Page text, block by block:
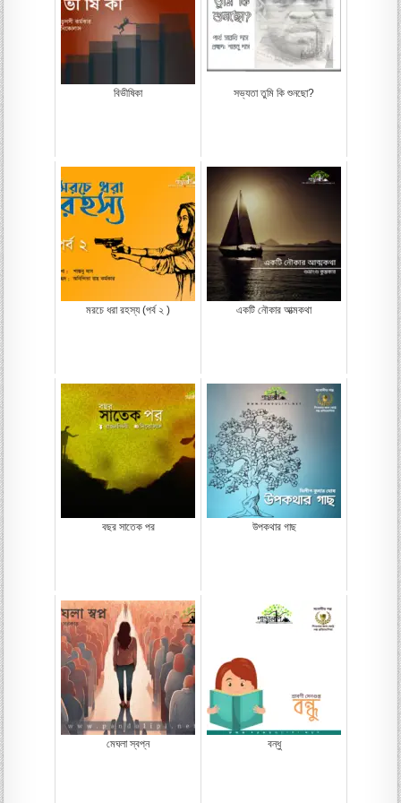
বিভীষিকা সভ্যতা তুমি কি শুনছো?
মরচে ধরা রহস্য (পর্ব ২ ) একটি নৌকার আত্মকথা
বছর সাতেক পর উপকথার গাছ
মেঘলা স্বপ্ন বন্ধু